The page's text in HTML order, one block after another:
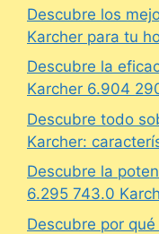
Descubre los
Karcher para tu
Descubre la
Karcher 6.904
Descubre todo
Karcher:
Descubre la
6.295 743.0
Descubre por